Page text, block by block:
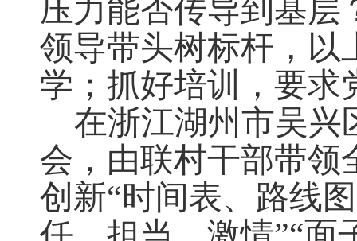
压力能否传导到基层
领导带头树标杆，以
学；抓好培训，要求
在浙江湖州市吴兴
会，由联村干部带领
创新“时间表、路线